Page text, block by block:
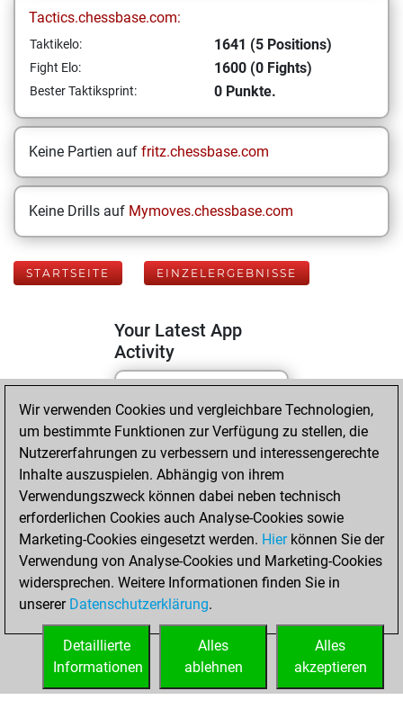
Tactics.chessbase.com:
Taktikelo: 1641 (5 Positions)
Fight Elo: 1600 (0 Fights)
Bester Taktiksprint: 0 Punkte.
Keine Partien auf fritz.chessbase.com
Keine Drills auf Mymoves.chessbase.com
STARTSEITE EINZELERGEBNISSE
Your Latest App
Activity
Sonntag, Juli 12,
2026
You totalled 5
tactics positions
Tactics
You
solved 4 tactics
positions
You achieved
tactics positions
Wir verwenden Cookies und vergleichbare Technologien,
um bestimmte Funktionen zur Verfügung zu stellen, die
Nutzererfahrungen zu verbessern und interessengerechte
Inhalte auszuspielen. Abhängig von ihrem
Verwendungszweck können dabei neben technisch
erforderlichen Cookies auch Analyse-Cookies sowie
Marketing-Cookies eingesetzt werden. Hierkönnen Sie der
Verwendung von Analyse-Cookies und Marketing-Cookies
widersprechen. Weitere Informationen finden Sie in
unserer Datenschutzerklärung.
Alles
akzeptieren
Alles
ablehnen
Detaillierte
Informationen